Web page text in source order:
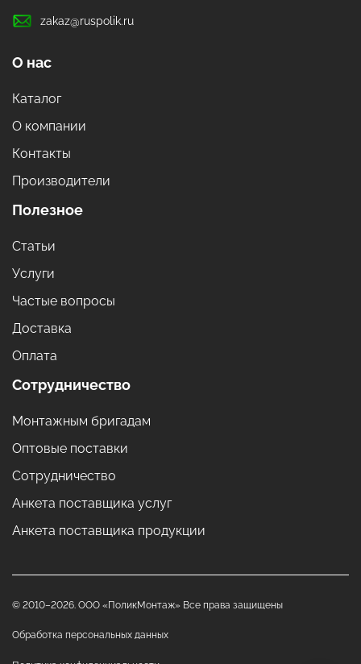
zakaz@ruspolik.ru
О нас
Каталог
О компании
Контакты
Производители
Полезное
Статьи
Услуги
Частые вопросы
Доставка
Оплата
Сотрудничество
Монтажным бригадам
Оптовые поставки
Сотрудничество
Анкета поставщика услуг
Анкета поставщика продукции
© 2010–2026. ООО «ПоликМонтаж» Все права защищены
Обработка персональных данных